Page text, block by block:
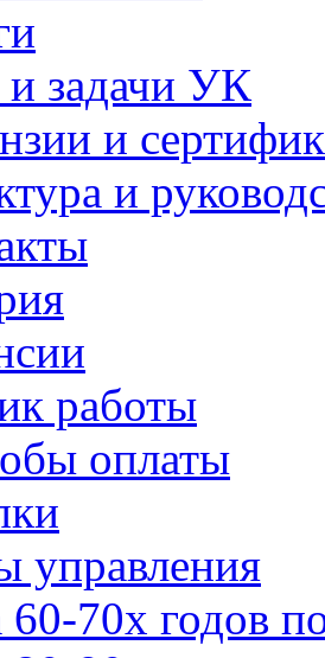
задачи УК
и
и
работы
оплаты
управления
70х годов